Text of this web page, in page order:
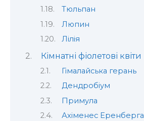
Тюльпан
Люпин
Лілія
Кімнатні фіолетові квіти
Гімалайська герань
Дендробіум
Примула
Ахіменес Еренберга